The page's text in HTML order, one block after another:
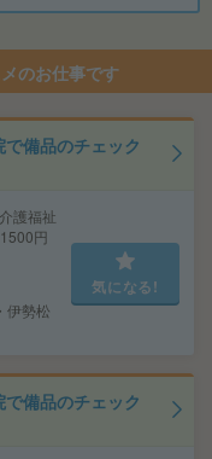
のお仕事です
で備品のチェック
護福祉
円
伊勢松
気になる!
で備品のチェック